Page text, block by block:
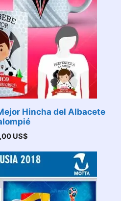
Hincha del Albacete
US$